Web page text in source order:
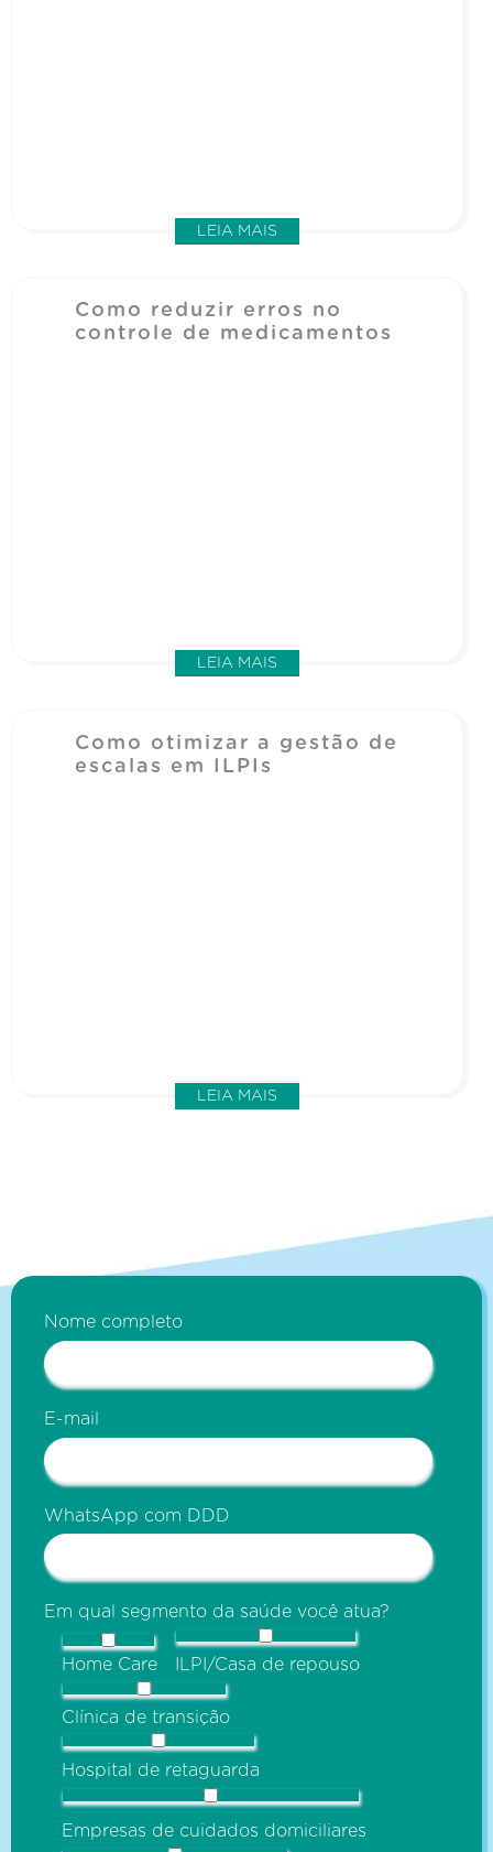
LEIA MAIS
Como reduzir erros no
controle de medicamentos
LEIA MAIS
Como otimizar a gestão de
escalas em ILPIs
LEIA MAIS
Nome completo
E-mail
WhatsApp com DDD
Em qual segmento da saúde você atua?
Home Care ILPI/Casa de repouso
Clínica de transição
Hospital de retaguarda
Empresas de cuidados domiciliares